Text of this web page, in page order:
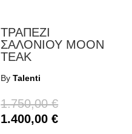
ΤΡΑΠΕΖΙ
ΣΑΛΟΝΙΟΥ MOON
TEAK
ByTalenti
1.750,00€
1.400,00€